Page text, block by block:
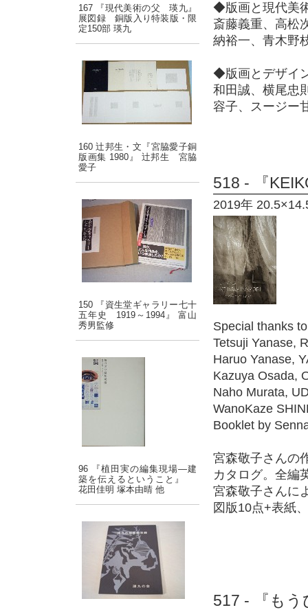
167 『現代美術の父 瑛九』
展図録 銅版入り特装版・限
定150部 瑛九
160 辻邦生・文『宮脇愛子銅
版画集 1980』 辻邦生 宮脇
愛子
150 『資生堂ギャラリー七十
五年史 1919～1994』 富山
秀男監修
96 『植田実の編集現場―建
築を伝えるということ』
花田佳明 塚本由晴 他
◆版画と現代美
斎藤義重、高松
納裕一、青木野
◆版画とデザイ
和田誠、横尾忠
容子、スージー
518 - 『
2019年
Special thanks
Tetsuji Yanase,
Haruo Yanase,
Kazuya Osada,
Naho Murata,
WanoKaze
Booklet by
宮森敬子さんの
カタログ。全編
宮森敬子さんに
図版10点+表紙
517 - 『もう